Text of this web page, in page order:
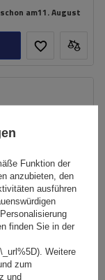
am11. August
Funktion der
anzubieten, den
ausführen
finden Sie in der
Weitere
zum
und